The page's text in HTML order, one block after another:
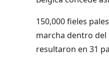
150,000 fieles
marcha dentro
resultaron en 31